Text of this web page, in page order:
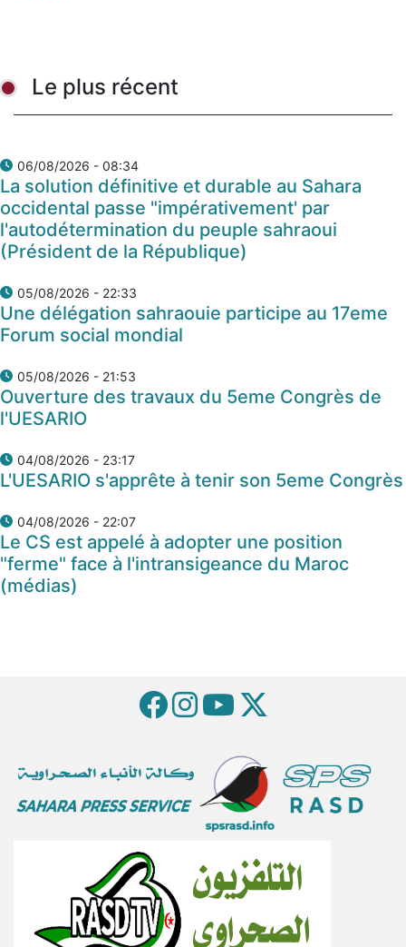
Le plus récent
06/08/2026 - 08:34
La solution définitive et durable au Sahara
occidental passe "impérativement' par
l'autodétermination du peuple sahraoui
(Président de la République)
05/08/2026 - 22:33
Une délégation sahraouie participe au 17eme
Forum social mondial
05/08/2026 - 21:53
Ouverture des travaux du 5eme Congrès de
l'UESARIO
04/08/2026 - 23:17
L'UESARIO s'apprête à tenir son 5eme Congrès
04/08/2026 - 22:07
Le CS est appelé à adopter une position
"ferme" face à l'intransigeance du Maroc
(médias)